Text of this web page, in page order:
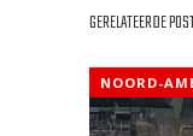
GERELATEERDE
NOORD-